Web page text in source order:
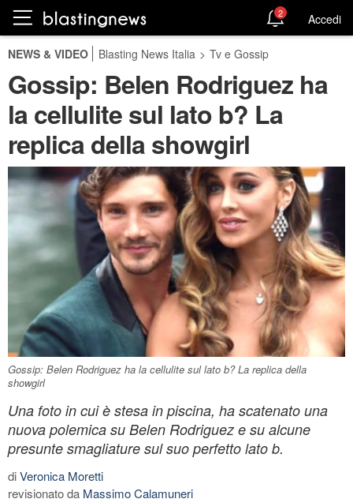
2 Accedi
NEWS & VIDEO Blasting News Italia > Tv e Gossip
Gossip: Belen Rodriguez ha
la cellulite sul lato b? La
replica della showgirl
Gossip: Belen Rodriguez ha la cellulite sul lato b? La replica della
showgirl
Una foto in cui è stesa in piscina, ha scatenato una
nuova polemica su Belen Rodriguez e su alcune
presunte smagliature sul suo perfetto lato b.
diVeronica Moretti
revisionato da Massimo Calamuneri